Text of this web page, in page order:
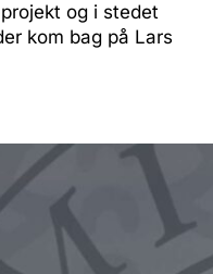
og i stedet
kom bag på Lars